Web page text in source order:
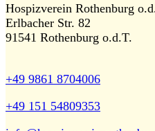
Hospizverein Rothenburg
Erlbacher Str. 82
91541 Rothenburg o.d.T.
+49 9861 8704006
+49 151 54809353